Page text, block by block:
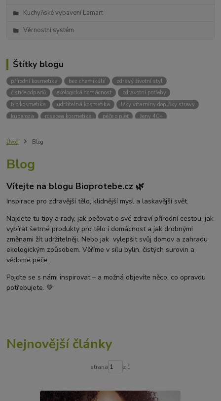
Kuchyňské vybavení Lamart
Věrnostní systém
Štítky blogu
přírodní kosmetika bez chemikálií
zdravý životní styl
čističe odpadů
ekologická domácnost
zdravotní potřeby
bio kosmetika
udržitelná kosmetika
léky vitamíny doplňky stravy
kuperoza
rosacea kosmetika péče o pleť
ženy 40+
bez chemie
Přírodní čistící prostředky
Jak se zbavit lupů
Příčiny lupů Léčba lupů
Suchá pokožka hlavy a lupy
Přírodní prostředky na lupy
Mastná pokožka hlavy a lupy
Svědění pokožky hlavy
Kvasinky a lupy
diadnostické testy
měření moči
hodnota pH kyselý zásaditý
neutrální
měření pH
Úvod Blog
Blog
Vítejte na blogu Bioprotebe.cz 🌿
Inspirace pro zdravější tělo, klidnější mysl a laskavější svět.
Najdete tu tipy a rady, jak pečovat o své zdraví přírodní cestou, jak
vybírat šetrné produkty pro tělo i domácnost a jak drobnými
změnami žít udržitelněji. Nebo jak vylepšit svůj domov a zahradu
ekologickým způsobem. Věříme v sílu bylin, čistých surovin a
vědomé péče.
Pojďte se s námi inspirovat – a možná objevíte něco, co opravdu
potřebujete. 💚
Nejnovější články
strana z 1